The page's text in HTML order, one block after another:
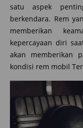
satu aspek
berkendara. Rem
memberikan
kepercayaan diri
akan memberikan
kondisi rem mobil